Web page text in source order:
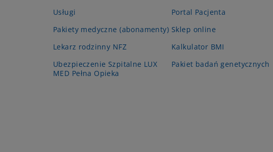
Usługi
Pakiety medyczne (abonamenty)
Lekarz rodzinny NFZ
Ubezpieczenie Szpitalne LUX
MED Pełna Opieka
Portal Pacjenta
Sklep online
Kalkulator BMI
Pakiet badań genetycznych